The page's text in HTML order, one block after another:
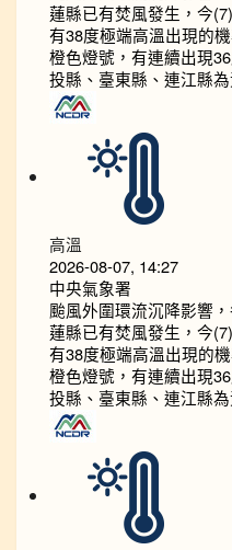
蓮縣已有焚風發生，今
有38度極端高溫出現的
橙色燈號，有連續出現
投縣、臺東縣、連江縣
高溫
2026-08-07, 14:27
中央氣象署
颱風外圍環流沉降影響
蓮縣已有焚風發生，今
有38度極端高溫出現的
橙色燈號，有連續出現
投縣、臺東縣、連江縣